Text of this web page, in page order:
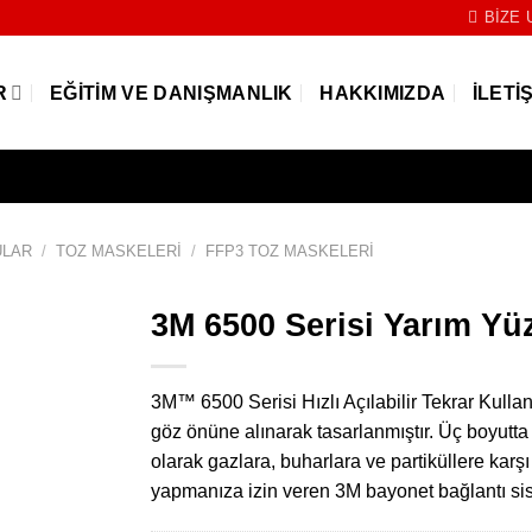
BIZE
EĞITIM VE DANIŞMANLIK HAKKIMIZDA
/ TOZ MASKELERI / FFP3 TOZ MASKELERI
3M 6500 Serisi Yarım
3M™ 6500 Serisi Hızlı Açılabilir Tekrar
göz önüne alınarak tasarlanmıştır. Üç
olarak gazlara, buharlara ve partiküllere
yapmanıza izin veren 3M bayonet bağlantı